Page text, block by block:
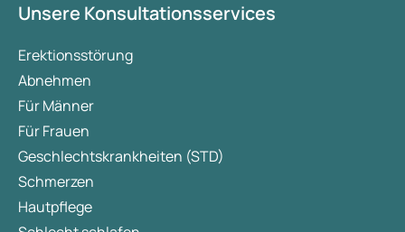
Unsere Konsultationsservices
Erektionsstörung
Abnehmen
Für Männer
Für Frauen
Geschlechtskrankheiten (STD)
Schmerzen
Hautpflege